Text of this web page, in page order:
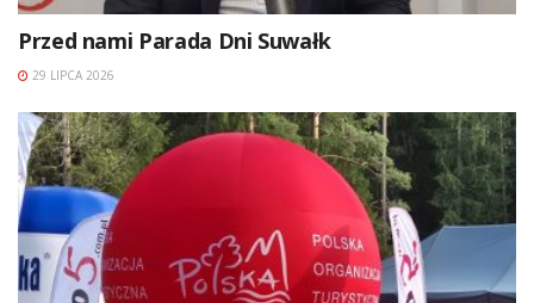
Przed nami Parada Dni Suwałk
29 LIPCA 2026